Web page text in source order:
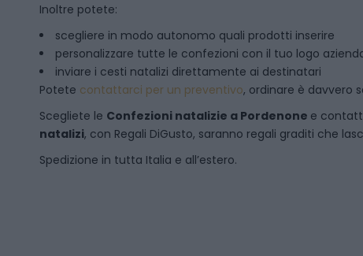
Inoltre potete:
scegliere in modo autonomo quali prodotti inserire
personalizzare tutte le confezioni con il tuo logo
inviare i cesti natalizi direttamente ai destinatari
Potete contattarci per un preventivo, ordinare è davvero
Scegliete le Confezioni natalizie a Pordenone e
natalizi, con Regali DiGusto, saranno regali graditi che
Spedizione in tutta Italia e all’estero.